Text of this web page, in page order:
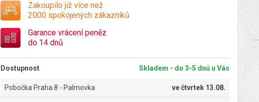
Zakoupilo již více než
2000 spokojených zákazníků
Garance vrácení peněz
do 14 dnů
Dostupnost Skladem - do 3-5 dnů u Vás
Pobočka Praha 8 - Palmovka večtvrtek 13.08.